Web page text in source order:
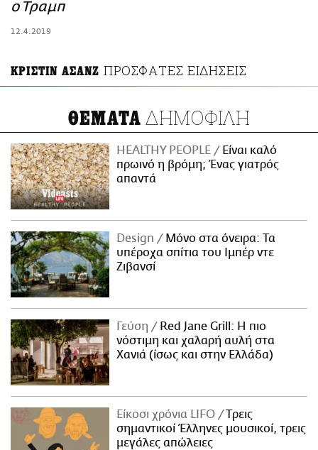
ο Τραμπ
12.4.2019
ΚΡΙΣΤΙΝ ΑΣΑΝΖ ΠΡΟΣΦΑΤΕΣ ΕΙΔΗΣΕΙΣ
ΘΕΜΑΤΑ ΔΗΜΟΦΙΛΗ
HEALTHY PEOPLE
Είναι καλό
πρωινό η βρόμη; Ένας γιατρός
απαντά
Design
Μόνο στα όνειρα: Τα
υπέροχα σπίτια του Ιμπέρ ντε
Ζιβανσί
Γεύση
Red Jane Grill: Η πιο
νόστιμη και χαλαρή αυλή στα
Χανιά (ίσως και στην Ελλάδα)
Είκοσι χρόνια LIFO
Tρεις
σημαντικοί Έλληνες μουσικοί, τρεις
μεγάλες απώλειες